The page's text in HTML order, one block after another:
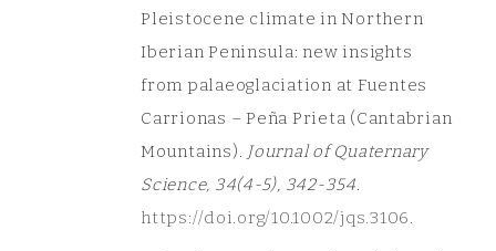
Pleistocene climate in Northern
Iberian Peninsula: new insights
from palaeoglaciation at Fuentes
Carrionas – Peña Prieta (Cantabrian
Mountains). Journal of Quaternary
Science, 34(4-5), 342-354.
https://doi.org/10.1002/jqs.3106.